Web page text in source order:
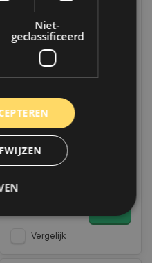
Sonic Dop torx 3/8", T8
| 8264808
Op voorraad
Op voorraad verzending
binnen 1 a 2 werkdagen.
verzending. (NL & BE)
Vergelijk
Niet-
geclassificeerd
Prestatie
Targeting